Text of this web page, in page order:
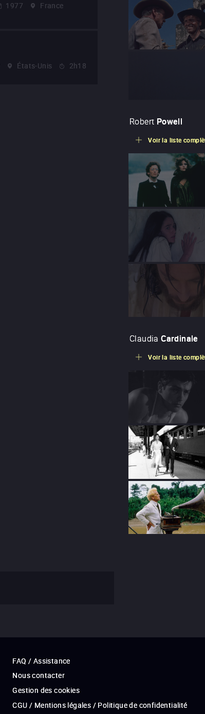
1977
France
États-Unis 2h18
Robert Powell
Voir la liste
Claudia Cardinale
Voir la liste
FAQ / Assistance
Nous contacter
Gestion des cookies
CGU / Mentions légales / Politique de confidentialité